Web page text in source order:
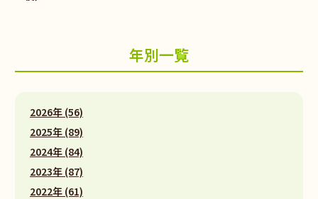
年別一覧
2026年 (56)
2025年 (89)
2024年 (84)
2023年 (87)
2022年 (61)